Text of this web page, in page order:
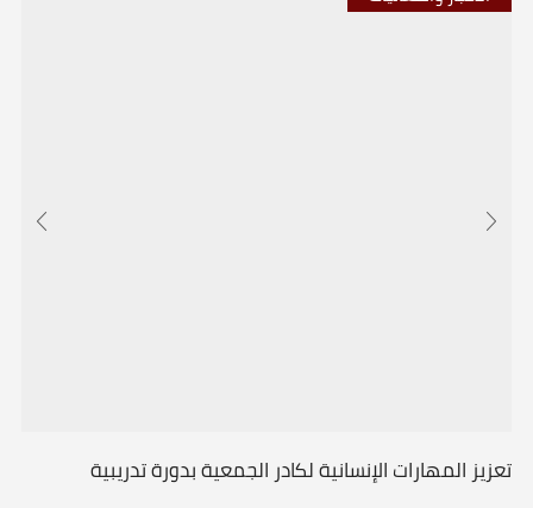
تعزيز المهارات الإنسانية لكادر الجمعية بدورة تدريبية